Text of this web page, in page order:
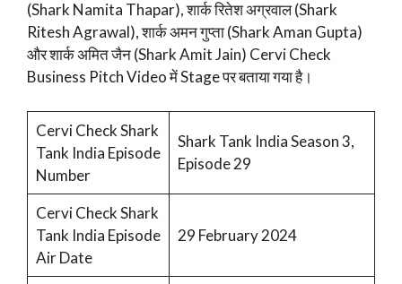
(Shark Namita Thapar), शार्क रितेश अग्रवाल (Shark
Ritesh Agrawal), शार्क अमन गुप्ता (Shark Aman Gupta)
और शार्क अमित जैन (Shark Amit Jain) Cervi Check
Business Pitch Video में Stage पर बताया गया है।
Cervi Check Shark
Tank India Episode
Number
Shark Tank India Season 3,
Episode 29
Cervi Check Shark
Tank India Episode
Air Date
29 February 2024